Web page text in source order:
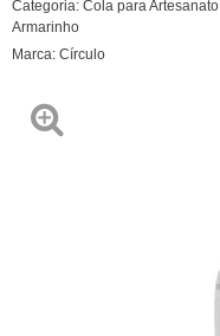
Categoria: Cola para Artesanato
Armarinho
Marca: Círculo